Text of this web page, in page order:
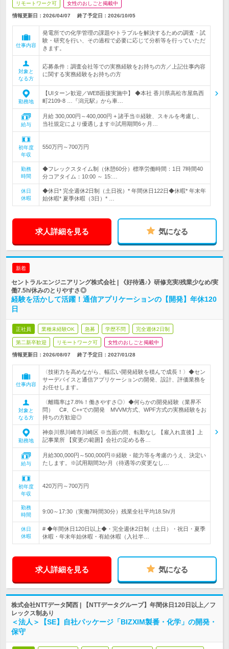
リモートワーク可 女性のおしごと掲載中
情報更新日：2026/04/07 終了予定日： 2026/10/05
仕事内容
発電所での化学管理の課題やトラブルを解決するための調査・試
験・研究を行い、その過程で必要に応じて分析等を行っていただ
きます。
対象と
なる方
応募条件：調査会社等での実務経験をお持ちの方／上記仕事内容
に関する実務経験をお持ちの方
勤務地
【UIターン歓迎／WEB面接実施中】 ◆本社 香川県高松市屋島西
町2109-8 …『潟元駅』から車…
給与
月給 300,000円～400,000円 + 諸手当※経験、スキルを考慮し、
当社規定により優遇します※試用期間6ヶ月…
初年度
年収
550万円～700万円
勤務
時間
◆フレックスタイム制（休憩60分）標準労働時間：1日 7時間40
分コアタイム：10:00 ～ 15:…
休日
休暇
◆休日* 完全週休2日制（土日祝）* 年間休日122日◆休暇* 年末年
始休暇* 夏季休暇（3日）* …
求人詳細を見る 気になる
新着
セントラルエンジニアリング株式会社 | 《好待遇♪》研修充実/残業少なめ/実
働7.5h/休みのとりやすさ◎
経験を活かして活躍！通信アプリケーションの【開発】年休120
日
正社員 業種未経験OK 急募 学歴不問 完全週休2日制
第二新卒歓迎 リモートワーク可 女性のおしごと掲載中
情報更新日：2026/08/07 終了予定日： 2027/01/28
仕事内容
〈技術力を高めながら、幅広い開発経験を積んで成長！〉◆セン
サーデバイスと通信アプリケーションの開発、設計、評価業務を
お任せします。
対象と
なる方
〈離職率は7.8%！働きやすさ◎〉◆何らかの開発経験（業界不
問） C#、C++での開発 MVVM方式、WPF方式の実務経験をお
持ちの方歓迎◎
勤務地
神奈川県川崎市川崎区 ※当面の間、転勤なし 【雇入れ直後】上
記事業所 【変更の範囲】会社の定める各…
給与
月給300,000円～500,000円※経験・能力等を考慮のうえ、決定い
たします。※試用期間3か月（待遇等の変更なし…
初年度
年収
420万円～700万円
勤務
時間
9:00～17:30（実働7時間30分）残業全社平均18.5h/月
休日
休暇
# ◆年間休日120日以上◆・完全週休2日制（土日）・祝日・夏季
休暇・年末年始休暇・有給休暇（入社半…
求人詳細を見る 気になる
株式会社NTTデータ関西 | 【NTTデータグループ】年間休日120日以上／フ
レックス制あり
＜法人＞【SE】自社パッケージ「BIZXIM製番・化学」の開発・
保守